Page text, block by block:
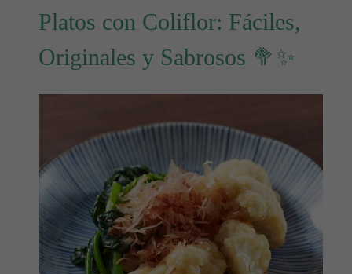
Platos con Coliflor: Fáciles,
Originales y Sabrosos 🥦✨